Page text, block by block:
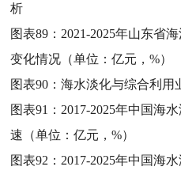
析
图表89： 2021-2025年山东省
变化情况（单位：亿元，%）
图表90：海水淡化与综合利用
图表91： 2017-2025年中国海
速（单位：亿元，%）
图表92： 2017-2025年中国海